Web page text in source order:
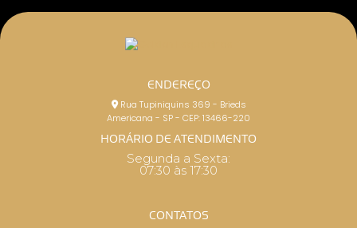
ENDEREÇO
Rua Tupiniquins 369 - Brieds
Americana - SP - CEP: 13466-220
HORÁRIO DE ATENDIMENTO
Segunda a Sexta:
07:30 às 17:30
CONTATOS